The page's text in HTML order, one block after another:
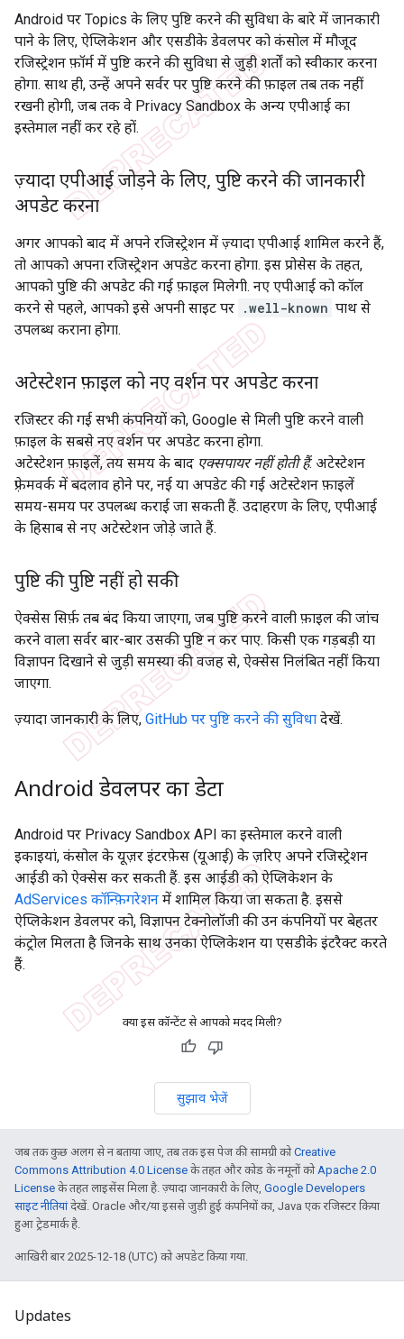
Android पर Topics के लिए पुष्टि करने की सुविधा के बारे में जानकारी
पाने के लिए, ऐप्लिकेशन और एसडीके डेवलपर को कंसोल में मौजूद
रजिस्ट्रेशन फ़ॉर्म में पुष्टि करने की सुविधा से जुड़ी शर्तों को स्वीकार करना
होगा. साथ ही, उन्हें अपने सर्वर पर पुष्टि करने की फ़ाइल तब तक नहीं
रखनी होगी, जब तक वे Privacy Sandbox के अन्य एपीआई का
इस्तेमाल नहीं कर रहे हों.
ज़्यादा एपीआई जोड़ने के लिए, पुष्टि करने की जानकारी
अपडेट करना
अगर आपको बाद में अपने रजिस्ट्रेशन में ज़्यादा एपीआई शामिल करने हैं,
तो आपको अपना रजिस्ट्रेशन अपडेट करना होगा. इस प्रोसेस के तहत,
आपको पुष्टि की अपडेट की गई फ़ाइल मिलेगी. नए एपीआई को कॉल
करने से पहले, आपको इसे अपनी साइट पर .well-known पाथ से
उपलब्ध कराना होगा.
अटेस्टेशन फ़ाइल को नए वर्शन पर अपडेट करना
रजिस्टर की गई सभी कंपनियों को, Google से मिली पुष्टि करने वाली
फ़ाइल के सबसे नए वर्शन पर अपडेट करना होगा.
अटेस्टेशन फ़ाइलें, तय समय के बाद एक्सपायर नहीं होती हैं. अटेस्टेशन
फ़्रेमवर्क में बदलाव होने पर, नई या अपडेट की गई अटेस्टेशन फ़ाइलें
समय-समय पर उपलब्ध कराई जा सकती हैं. उदाहरण के लिए, एपीआई
के हिसाब से नए अटेस्टेशन जोड़े जाते हैं.
पुष्टि की पुष्टि नहीं हो सकी
ऐक्सेस सिर्फ़ तब बंद किया जाएगा, जब पुष्टि करने वाली फ़ाइल की जांच
करने वाला सर्वर बार-बार उसकी पुष्टि न कर पाए. किसी एक गड़बड़ी या
विज्ञापन दिखाने से जुड़ी समस्या की वजह से, ऐक्सेस निलंबित नहीं किया
जाएगा.
ज़्यादा जानकारी के लिए, GitHub पर पुष्टि करने की सुविधा देखें.
Android डेवलपर का डेटा
Android पर Privacy Sandbox API का इस्तेमाल करने वाली
इकाइयां, कंसोल के यूज़र इंटरफ़ेस (यूआई) के ज़रिए अपने रजिस्ट्रेशन
आईडी को ऐक्सेस कर सकती हैं. इस आईडी को ऐप्लिकेशन के
AdServices कॉन्फ़िगरेशन में शामिल किया जा सकता है. इससे
ऐप्लिकेशन डेवलपर को, विज्ञापन टेक्नोलॉजी की उन कंपनियों पर बेहतर
कंट्रोल मिलता है जिनके साथ उनका ऐप्लिकेशन या एसडीके इंटरैक्ट करते
हैं.
क्या इस कॉन्टेंट से आपको मदद मिली?
सुझाव भेजें
जब तक कुछ अलग से न बताया जाए, तब तक इस पेज की सामग्री कोCreative
Commons Attribution 4.0 License के तहत और कोड के नमूनों को Apache 2.0
License के तहत लाइसेंस मिला है. ज़्यादा जानकारी के लिए, Google Developers
साइट नीतियांदेखें. Oracle और/या इससे जुड़ी हुई कंपनियों का, Java एक रजिस्टर किया
हुआ ट्रेडमार्क है.
आखिरी बार 2025-12-18 (UTC) को अपडेट किया गया.
Updates